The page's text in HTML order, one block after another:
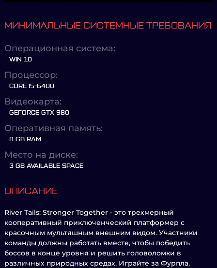
МИНИМАЛЬНЫЕ СИСТЕМНЫЕ ТРЕБОВАНИЯ
Операционная система:
WIN 10
Процессор:
CORE I5-6400
Видеокарта:
GEFORCE GTX 980
Оперативная память:
8 GB RAM
Место на диске:
3 GB AVAILABLE SPACE
ОПИСАНИЕ
River Tails: Stronger Together - это трехмерный
кооперативный приключенческий платформер с
красочным мультяшным внешним видом. Участники
команды должны работать вместе, чтобы победить
боссов в конце уровня и решить головоломки в
различных природных средах. Играйте за Фурпла,